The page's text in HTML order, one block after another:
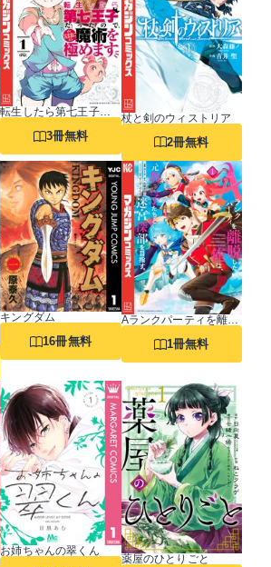
転生したら第七王子だったので、気ままに魔術を極めます
3冊無料
杖と剣のウィストリア
2冊無料
キングダム
16冊無料
Aランクパーティを離脱した俺は、元教え子たちと迷宮深部を目指す。
1冊無料
お姉ちゃんの翠くん
薬屋のひとりごと